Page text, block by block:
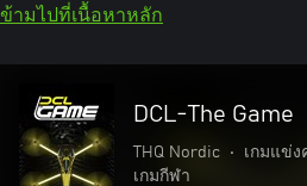
ข้ามไปที่เนื้อหาหลัก
DCL-The Game
THQ Nordic • เกมแข่ง
เกมกีฬา